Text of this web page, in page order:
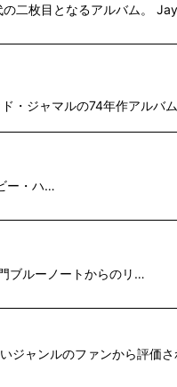
二枚目となるアルバム。
・ジャマルの74年作アルバ
ー・ハ…
ブルーノートからのリ…
ジャンルのファンから評価